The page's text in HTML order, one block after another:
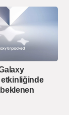
beklenen